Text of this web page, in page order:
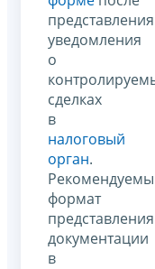
представления
уведомления
о
сделках
в
налоговый
орган.
формат
представления
документации
в